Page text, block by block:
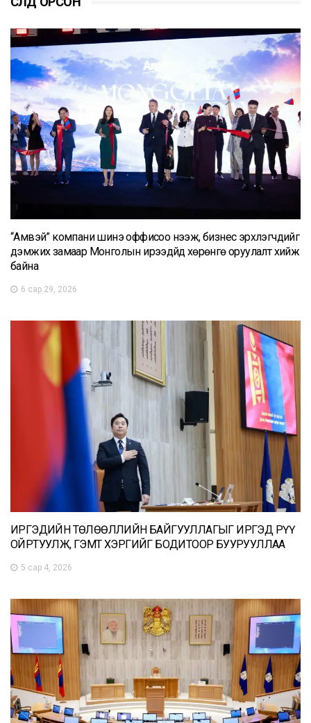
“Амвэй” компани шинэ оффисоо нээж, бизнес эрхлэгчдийг
дэмжих замаар Монголын ирээдүйд хөрөнгө оруулалт хийж
байна
6 сар 29, 2026
ИРГЭДИЙН ТӨЛӨӨЛЛИЙН БАЙГУУЛЛАГЫГ ИРГЭД РҮҮ
ОЙРТУУЛЖ, ГЭМТ ХЭРГИЙГ БОДИТООР БУУРУУЛЛАА
5 сар 4, 2026